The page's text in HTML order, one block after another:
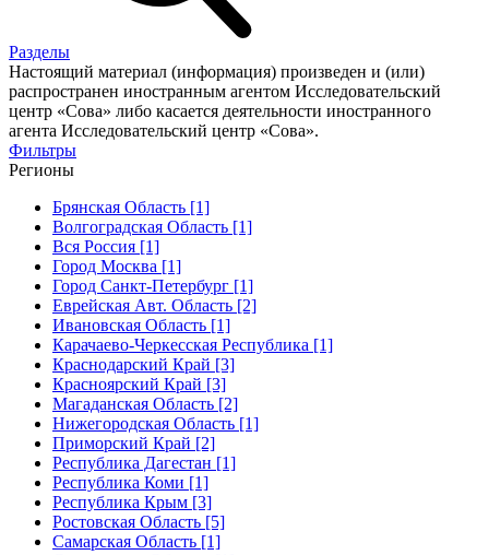
Разделы
Настоящий материал (информация) произведен и (или)
распространен иностранным агентом Исследовательский
центр «Сова» либо касается деятельности иностранного
агента Исследовательский центр «Сова».
Фильтры
Регионы
Брянская Область [1]
Волгоградская Область [1]
Вся Россия [1]
Город Москва [1]
Город Санкт-Петербург [1]
Еврейская Авт. Область [2]
Ивановская Область [1]
Карачаево-Черкесская Республика [1]
Краснодарский Край [3]
Красноярский Край [3]
Магаданская Область [2]
Нижегородская Область [1]
Приморский Край [2]
Республика Дагестан [1]
Республика Коми [1]
Республика Крым [3]
Ростовская Область [5]
Самарская Область [1]